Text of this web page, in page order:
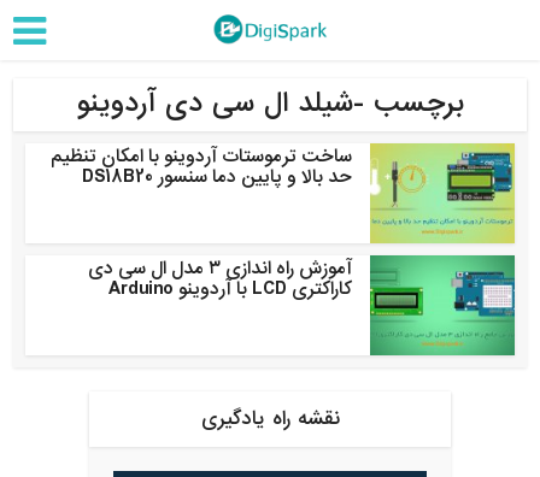
برچسب -شیلد ال سی دی آردوینو
ساخت ترموستات آردوینو با امکان تنظیم
حد بالا و پایین دما سنسور DS18B20
آموزش راه اندازی ۳ مدل ال سی دی
کاراکتری LCD با آردوینو Arduino
نقشه راه یادگیری